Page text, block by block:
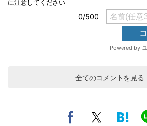
全てのコメントを見る